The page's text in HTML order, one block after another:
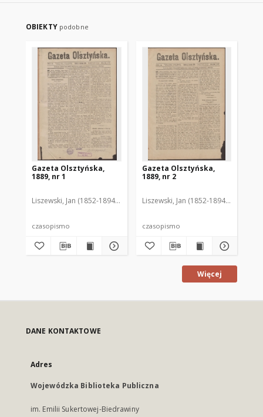
OBIEKTY podobne
Gazeta Olsztyńska,
1889, nr 1
Liszewski, Jan (1852-1894). Red.
czasopismo
Gazeta Olsztyńska,
1889, nr 2
Liszewski, Jan (1852-1894). Red.
czasopismo
Więcej
DANE KONTAKTOWE
Adres
Wojewódzka Biblioteka Publiczna
im. Emilii Sukertowej-Biedrawiny